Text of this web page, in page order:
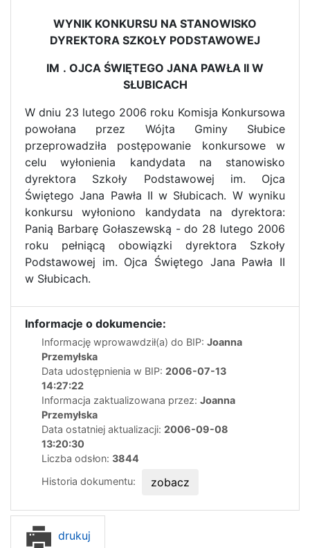
WYNIK KONKURSU NA STANOWISKO
DYREKTORA SZKOŁY PODSTAWOWEJ
IM . OJCA ŚWIĘTEGO JANA PAWŁA II W
SŁUBICACH
W dniu 23 lutego 2006 roku Komisja Konkursowa
powołana przez Wójta Gminy Słubice
przeprowadziła postępowanie konkursowe w
celu wyłonienia kandydata na stanowisko
dyrektora Szkoły Podstawowej im. Ojca
Świętego Jana Pawła II w Słubicach. W wyniku
konkursu wyłoniono kandydata na dyrektora:
Panią Barbarę Gołaszewską - do 28 lutego 2006
roku pełniącą obowiązki dyrektora Szkoły
Podstawowej im. Ojca Świętego Jana Pawła II
w Słubicach.
Informacje o dokumencie:
Informację wprowawdził(a) do BIP: Joanna
Przemyłska
Data udostępnienia w BIP: 2006-07-13
14:27:22
Informacja zaktualizowana przez: Joanna
Przemyłska
Data ostatniej aktualizacji: 2006-09-08
13:20:30
Liczba odsłon: 3844
Historia dokumentu:
zobacz
drukuj